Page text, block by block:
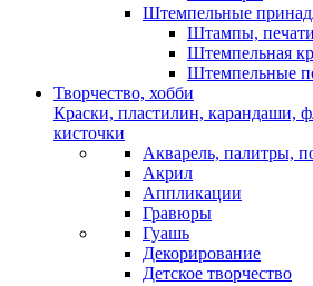
Штемпельные
Штампы, печати
Штемпельная
Штемпельные
Творчество, хобби
Краски, пластилин, карандаши,
кисточки
Акварель, палитры,
Акрил
Аппликации
Гравюры
Гуашь
Декорирование
Детское творчество